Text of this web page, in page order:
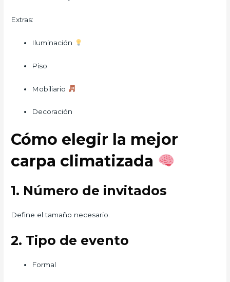
Extras:
Iluminación
Piso
Mobiliario
Decoración
Cómo elegir la mejor
carpa climatizada
1. Número de invitados
Define el tamaño necesario.
2. Tipo de evento
Formal